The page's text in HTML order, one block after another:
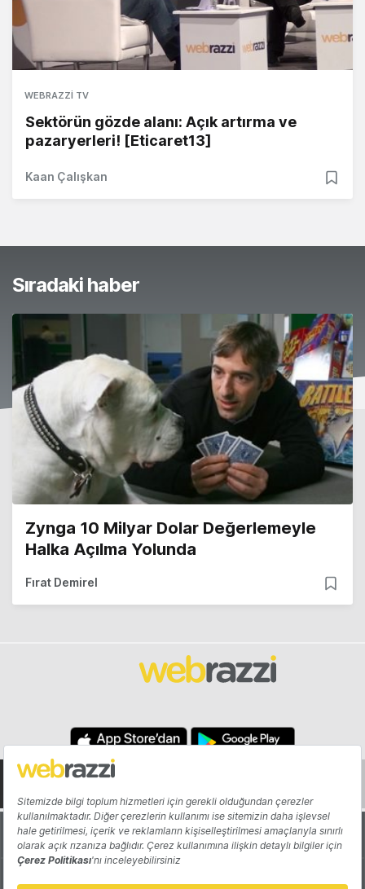
WEBRAZZI TV
Sektörün gözde alanı: Açık artırma ve
pazaryerleri! [Eticaret13]
Kaan Çalışkan
Sıradaki haber
Zynga 10 Milyar Dolar Değerlemeyle
Halka Açılma Yolunda
Fırat Demirel
Hakkında Yazarlar
Katkıda Bulun Reklam